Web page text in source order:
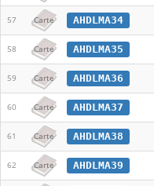
57 Carte AHDLMA34
58 Carte AHDLMA35
59 Carte AHDLMA36
60 Carte AHDLMA37
61 Carte AHDLMA38
62 Carte AHDLMA39